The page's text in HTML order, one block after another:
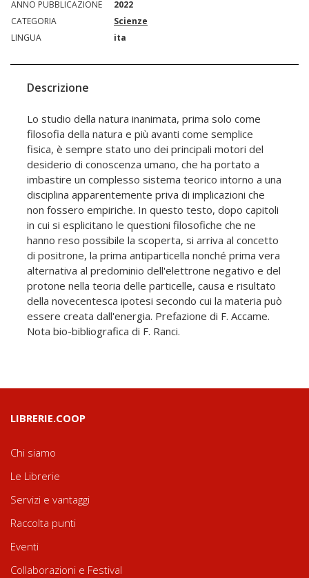
ANNO PUBBLICAZIONE
2022
CATEGORIA
Scienze
LINGUA
ita
Descrizione
Lo studio della natura inanimata, prima solo come
filosofia della natura e più avanti come semplice
fisica, è sempre stato uno dei principali motori del
desiderio di conoscenza umano, che ha portato a
imbastire un complesso sistema teorico intorno a una
disciplina apparentemente priva di implicazioni che
non fossero empiriche. In questo testo, dopo capitoli
in cui si esplicitano le questioni filosofiche che ne
hanno reso possibile la scoperta, si arriva al concetto
di positrone, la prima antiparticella nonché prima vera
alternativa al predominio dell'elettrone negativo e del
protone nella teoria delle particelle, causa e risultato
della novecentesca ipotesi secondo cui la materia può
essere creata dall'energia. Prefazione di F. Accame.
Nota bio-bibliografica di F. Ranci.
LIBRERIE.COOP
Chi siamo
Le Librerie
Servizi e vantaggi
Raccolta punti
Eventi
Collaborazioni e Festival